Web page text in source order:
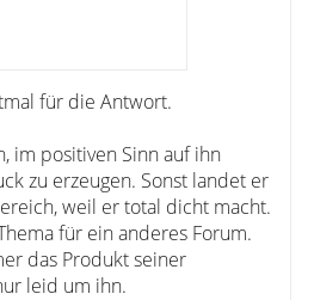
für die Antwort.
im positiven Sinn auf ihn
zu erzeugen. Sonst landet er
weil er total dicht macht.
für ein anderes Forum.
das Produkt seiner
leid um ihn.